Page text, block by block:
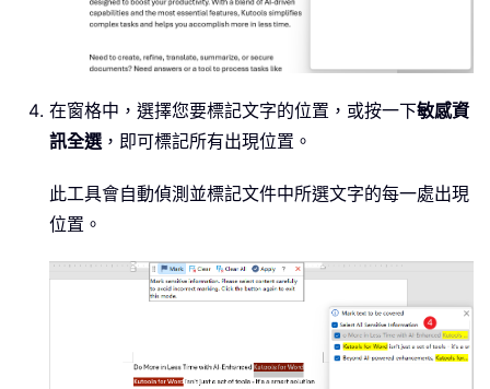
在窗格中，選擇您要標記文字的位置，或按一下敏感資
訊全選 ，即可標記所有出現位置。
此工具會自動偵測並標記文件中所選文字的每一處出現
位置。